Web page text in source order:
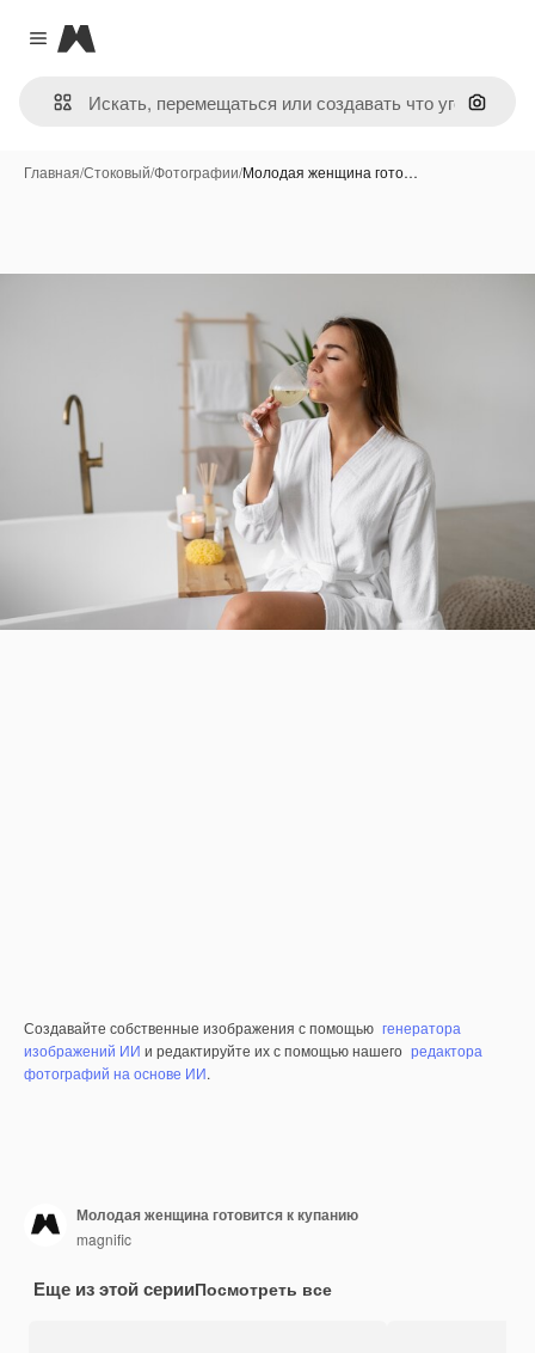
Close menu
Magnific
Поиск
Главная/Стоковый/Фотографии/Молодая женщина гото…
Создавайте собственные изображения с помощью генератора
изображений ИИ и редактируйте их с помощью нашего редактора
фотографий на основе ИИ.
Молодая женщина готовится к купанию
magnific
Еще из этой серииПосмотреть все